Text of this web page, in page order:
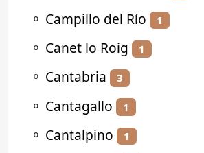
⚬ Campillo del Río 1
⚬ Canet lo Roig 1
⚬ Cantabria 3
⚬ Cantagallo 1
⚬ Cantalpino 1